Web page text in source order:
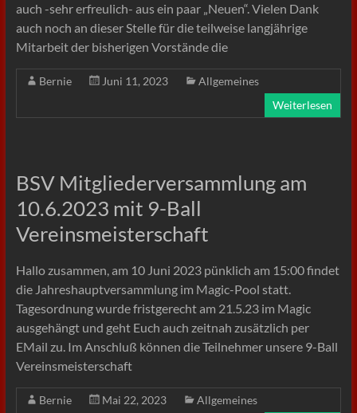
auch -sehr erfreulich- aus ein paar „Neuen“. Vielen Dank
auch noch an dieser Stelle für die teilweise langjährige
Mitarbeit der bisherigen Vorstände die
Bernie Juni 11, 2023
Allgemeines
Weiterlesen
BSV Mitgliederversammlung am
10.6.2023 mit 9-Ball
Vereinsmeisterschaft
Hallo zusammen, am 10 Juni 2023 pünklich am 15:00 findet
die Jahreshauptversammlung im Magic-Pool statt.
Tagesordnung wurde fristgerecht am 21.5.23 im Magic
ausgehängt und geht Euch auch zeitnah zusätzlich per
EMail zu. Im Anschluß können die Teilnehmer unsere 9-Ball
Vereinsmeisterschaft
Bernie Mai 22, 2023 Allgemeines